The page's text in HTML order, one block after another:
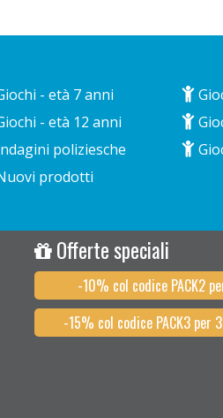
- età 7 anni
- età 12 anni
poliziesche
prodotti
Offerte speciali
-10% col codice PACK2
-15% col codice PACK3 per